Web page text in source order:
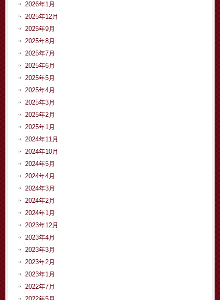
2026年1月
2025年12月
2025年9月
2025年8月
2025年7月
2025年6月
2025年5月
2025年4月
2025年3月
2025年2月
2025年1月
2024年11月
2024年10月
2024年5月
2024年4月
2024年3月
2024年2月
2024年1月
2023年12月
2023年4月
2023年3月
2023年2月
2023年1月
2022年7月